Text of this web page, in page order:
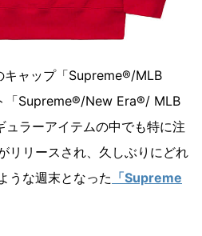
キャップ「Supreme®/MLB
「Supreme®/New Era®/ MLB
ラーアイテムの中でも特に注
リリースされ、久しぶりにどれ
うな週末となった 「Supreme